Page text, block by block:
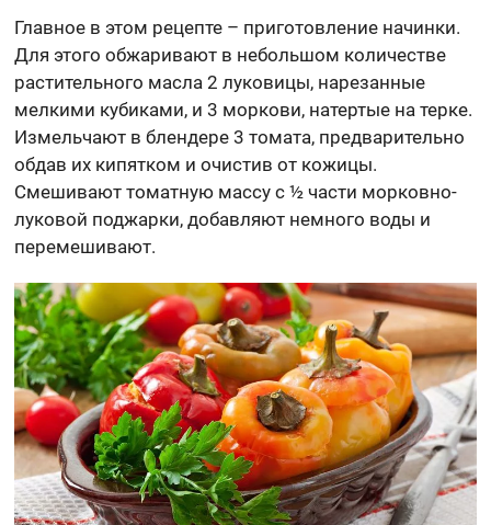
Главное в этом рецепте – приготовление начинки.
Для этого обжаривают в небольшом количестве
растительного масла 2 луковицы, нарезанные
мелкими кубиками, и 3 моркови, натертые на терке.
Измельчают в блендере 3 томата, предварительно
обдав их кипятком и очистив от кожицы.
Смешивают томатную массу с ½ части морковно-
луковой поджарки, добавляют немного воды и
перемешивают.